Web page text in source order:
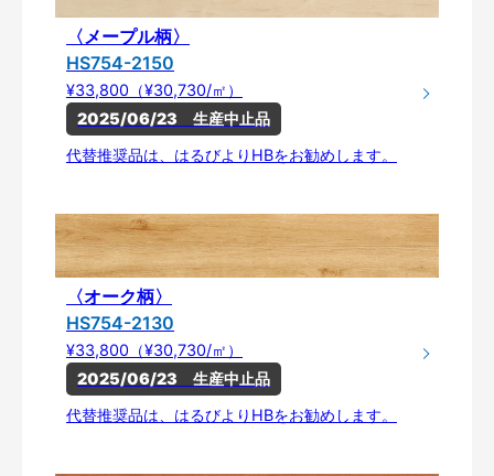
〈メープル柄〉
HS754-2150
¥33,800（¥30,730/㎡）
2025/06/23　生産中止品
代替推奨品は、はるびよりHBをお勧めします。
〈オーク柄〉
HS754-2130
¥33,800（¥30,730/㎡）
2025/06/23　生産中止品
代替推奨品は、はるびよりHBをお勧めします。